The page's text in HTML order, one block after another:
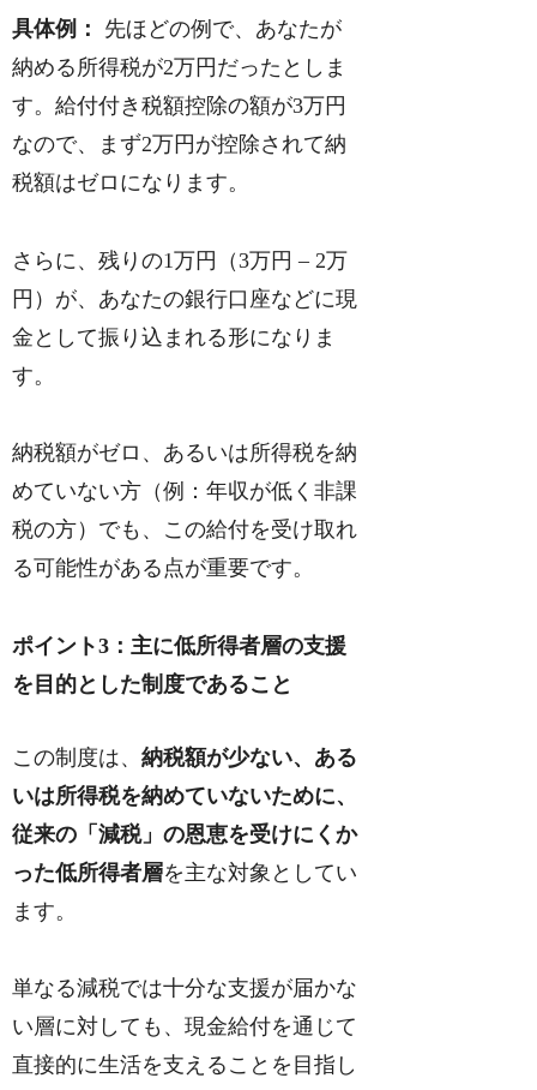
具体例：
先ほどの例で、あなたが
納める所得税が2万円だったとしま
す。給付付き税額控除の額が3万円
なので、まず2万円が控除されて納
税額はゼロになります。
さらに、残りの1万円（3万円 – 2万
円）が、あなたの銀行口座などに現
金として振り込まれる形になりま
す。
納税額がゼロ、あるいは所得税を納
めていない方（例：年収が低く非課
税の方）でも、この給付を受け取れ
る可能性がある点が重要です。
ポイント3：主に低所得者層の支援
を目的とした制度であること
この制度は、納税額が少ない、ある
いは所得税を納めていないために、
従来の「減税」の恩恵を受けにくか
った低所得者層を主な対象としてい
ます。
単なる減税では十分な支援が届かな
い層に対しても、現金給付を通じて
直接的に生活を支えることを目指し